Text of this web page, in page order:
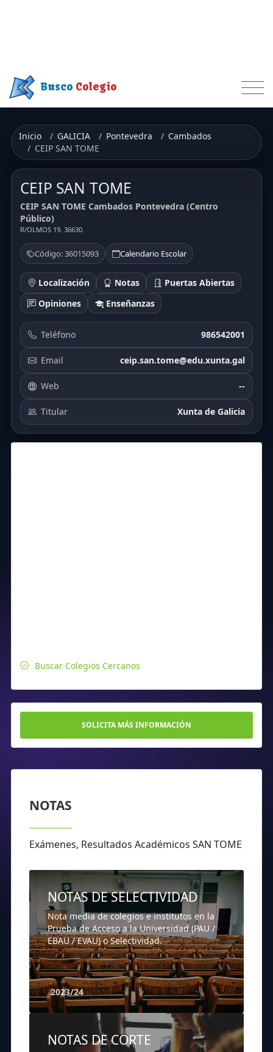
Busco Colegio
Inicio GALICIA Pontevedra
Cambados
CEIP SAN TOME
CEIP SAN TOME
CEIP SAN TOME Cambados Pontevedra (Centro
Público)
R/OLMOS 19. 36630.
Código: 36015093 Calendario Escolar
Localización Notas
Puertas Abiertas
Opiniones
Enseñanzas
Teléfono 986542001
Email ceip.san.tome@edu.xunta.gal
Web --
Titular Xunta de Galicia
Buscar Colegios Cercanos
SOLICITA MÁS INFORMACIÓN
NOTAS
Exámenes, Resultados Académicos SAN TOME
NOTAS DE SELECTIVIDAD
Nota media de colegios e institutos en la
Prueba de Acceso a la Universidad (PAU /
EBAU / EVAU) o Selectividad.
2023/24
NOTAS DE CORTE